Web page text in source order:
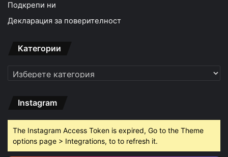
Подкрепи ни
Декларация за поверителност
Категории
Категории
Instagram
The Instagram Access Token is expired, Go to the Theme
options page > Integrations, to to refresh it.